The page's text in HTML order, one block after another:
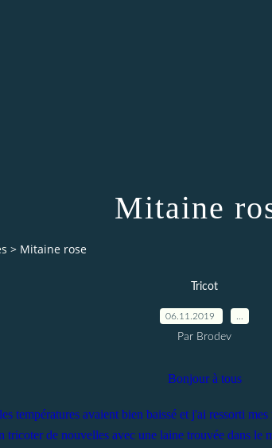
Mitaine
> Mitaine rose
Tricot
06.11.2019
Par Brodev
Bonjour à tous
températures avaient bien baissé et j'ai ressorti
tricoter de nouvelles avec une laine trouvée dans